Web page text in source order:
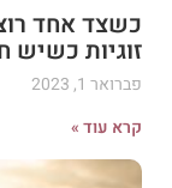
כשצד אחד
זוגיות כשיש
פברואר 1, 2023
קרא עוד »